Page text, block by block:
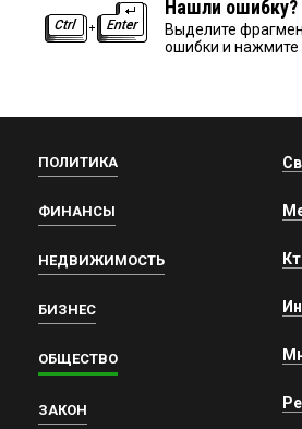
Нашли ошибку?
Выделите
ошибки и нажмите
ПОЛИТИКА
ФИНАНСЫ
НЕДВИЖИМОСТЬ
БИЗНЕС
ОБЩЕСТВО
ЗАКОН